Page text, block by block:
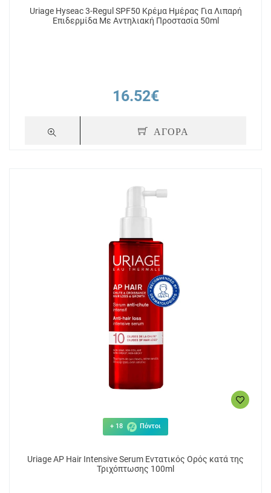
Uriage Hyseac 3-Regul SPF50 Κρέμα Ημέρας Για Λιπαρή
Επιδερμίδα Με Αντηλιακή Προστασία 50ml
16.52€
ΑΓΟΡΑ
+ 18 Πόντοι
Uriage AP Hair Intensive Serum Εντατικός Ορός κατά της
Τριχόπτωσης 100ml